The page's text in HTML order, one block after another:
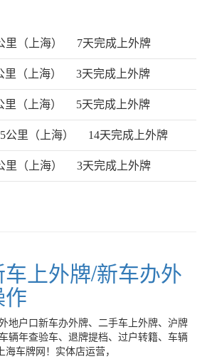
里（上海） 7天完成上外牌
里（上海） 3天完成上外牌
里（上海） 5天完成上外牌
公里（上海） 14天完成上外牌
里（上海） 3天完成上外牌
上外牌/新车办外
地户口新车办外牌、二手车上外牌、沪牌
辆年查验车、退牌提档、过户转籍、车辆
车牌网！实体店运营，